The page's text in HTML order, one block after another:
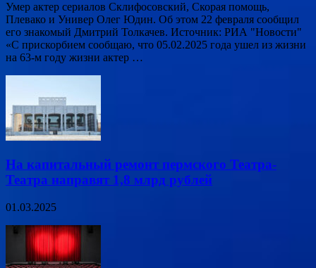
Умер актер сериалов Склифосовский, Скорая помощь,
Плевако и Универ Олег Юдин. Об этом 22 февраля сообщил
его знакомый Дмитрий Толкачев. Источник: РИА "Новости"
«С прискорбием сообщаю, что 05.02.2025 года ушел из жизни
на 63-м году жизни актер …
На капитальный ремонт пермского Театра-
Театра направят 1,8 млрд рублей
01.03.2025